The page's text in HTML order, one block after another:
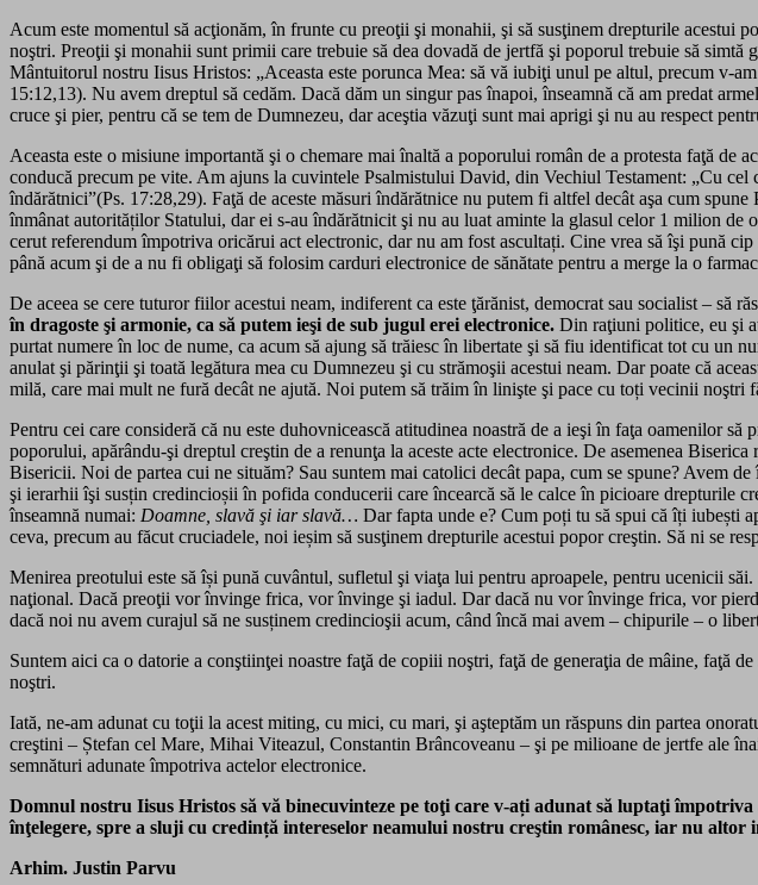
Acum este momentul să acţionăm, în frunte cu preoţii şi monahii, şi să susţinem drepturile
noştri. Preoţii şi monahii sunt primii care trebuie să dea dovadă de jertfă şi poporul trebuie să
Mântuitorul nostru Iisus Hristos: „Aceasta este porunca Mea: să vă iubiţi unul pe altul, precum v-
15:12,13). Nu avem dreptul să cedăm. Dacă dăm un singur pas înapoi, înseamnă că am predat
cruce şi pier, pentru că se tem de Dumnezeu, dar aceştia văzuţi sunt mai aprigi şi nu au respect
Aceasta este o misiune importantă şi o chemare mai înaltă a poporului român de a protesta faţă de
conducă precum pe vite. Am ajuns la cuvintele Psalmistului David, din Vechiul Testament: „Cu
îndărătnici”(Ps. 17:28,29). Faţă de aceste măsuri îndărătnice nu putem fi altfel decât aşa cum
înmânat autorităților Statului, dar ei s-au îndărătnicit şi nu au luat aminte la glasul celor 1 milion
cerut referendum împotriva oricărui act electronic, dar nu am fost ascultați. Cine vrea să îşi pună
până acum şi de a nu fi obligaţi să folosim carduri electronice de sănătate pentru a merge la o
De aceea se cere tuturor fiilor acestui neam, indiferent ca este ţărănist, democrat sau socialist – să
în dragoste şi armonie, ca să putem ieşi de sub jugul erei electronice. Din raţiuni politice, eu şi
purtat numere în loc de nume, ca acum să ajung să trăiesc în libertate şi să fiu identificat tot cu un
anulat şi părinţii şi toată legătura mea cu Dumnezeu şi cu strămoşii acestui neam. Dar poate că
milă, care mai mult ne fură decât ne ajută. Noi putem să trăim în linişte şi pace cu toți vecinii noştri
Pentru cei care consideră că nu este duhovnicească atitudinea noastră de a ieşi în faţa oamenilor
poporului, apărându-şi dreptul creştin de a renunţa la aceste acte electronice. De asemenea
Bisericii. Noi de partea cui ne situăm? Sau suntem mai catolici decât papa, cum se spune? Avem
şi ierarhii îşi susțin credincioșii în pofida conducerii care încearcă să le calce în picioare drepturile
înseamnă numai: Doamne, slavă şi iar slavă… Dar fapta unde e? Cum poți tu să spui că îți iubești
ceva, precum au făcut cruciadele, noi ieșim să susţinem drepturile acestui popor creştin. Să ni se
Menirea preotului este să își pună cuvântul, sufletul şi viaţa lui pentru aproapele, pentru ucenicii săi.
naţional. Dacă preoţii vor învinge frica, vor învinge şi iadul. Dar dacă nu vor învinge frica, vor
dacă noi nu avem curajul să ne susținem credincioşii acum, când încă mai avem – chipurile – o
Suntem aici ca o datorie a conştiinţei noastre faţă de copiii noştri, faţă de generaţia de mâine, faţă
noştri.
Iată, ne-am adunat cu toţii la acest miting, cu mici, cu mari, şi aşteptăm un răspuns din partea
creştini – Ștefan cel Mare, Mihai Viteazul, Constantin Brâncoveanu – şi pe milioane de jertfe ale
semnături adunate împotriva actelor electronice.
Domnul nostru Iisus Hristos să vă binecuvinteze pe toţi care v-ați adunat să luptaţi
înţelegere, spre a sluji cu credință intereselor neamului nostru creştin românesc, iar nu altor
Arhim. Justin Parvu